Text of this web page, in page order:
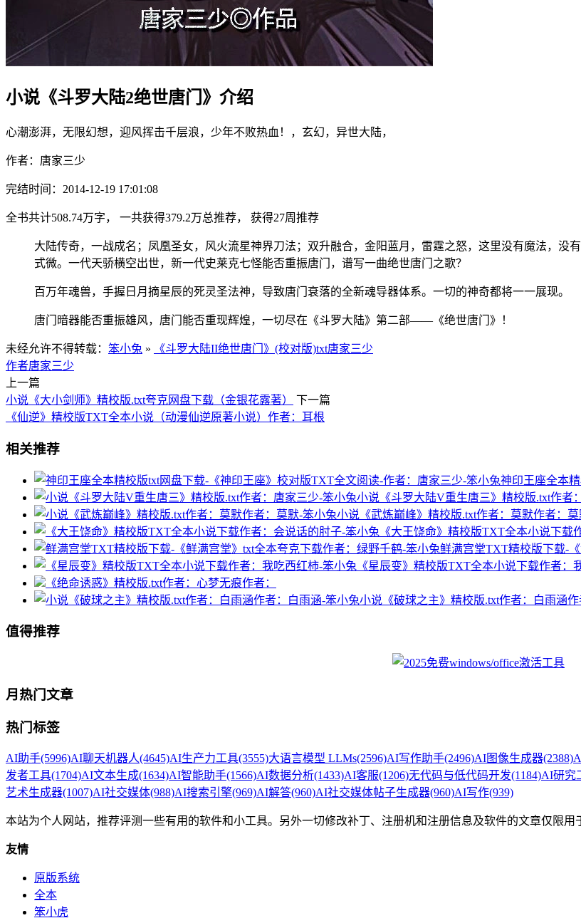
小说《斗罗大陆2绝世唐门》介绍
心潮澎湃，无限幻想，迎风挥击千层浪，少年不败热血！，玄幻，异世大陆，
作者：唐家三少
完结时间：2014-12-19 17:01:08
全书共计508.74万字， 一共获得379.2万总推荐， 获得27周推荐
大陆传奇，一战成名；凤凰圣女，风火流星神界刀法；双升融合，金阳蓝月，雷霆之怒，这里没有魔法，没
式微。一代天骄横空出世，新一代史莱克七怪能否重振唐门，谱写一曲绝世唐门之歌？
百万年魂兽，手握日月摘星辰的死灵圣法神，导致唐门衰落的全新魂导器体系。一切的神奇都将一一展现。
唐门暗器能否重振雄风，唐门能否重现辉煌，一切尽在《斗罗大陆》第二部——《绝世唐门》！
未经允许不得转载： 笨小兔 »
《斗罗大陆II绝世唐门》(校对版)txt唐家三少
作者唐家三少
上一篇
小说《大小剑师》精校版.txt夸克网盘下载（金银花露著）
下一篇
《仙逆》精校版TXT全本小说（动漫仙逆原著小说）作者：耳根
相关推荐
神印王座全本
小说《斗罗大陆V重生唐三》精校版.txt作者
小说《武炼巅峰》精校版.txt作者：莫默作者：莫
《大王饶命》精校版TXT全本小说下载
鲜满宫堂TXT精校版下载-
《星辰变》精校版TXT全本小说下载作者：
《绝命诱惑》精校版.txt作者：心梦无痕作者：
小说《破球之主》精校版.txt作者：白雨涵
值得推荐
月热门文章
热门标签
AI助手(5996)AI聊天机器人(4645)AI生产力工具(3555)大语言模型 LLMs(2596)AI写作助手(2496)AI图像生成器(2388)
发者工具(1704)AI文本生成(1634)AI智能助手(1566)AI数据分析(1433)AI客服(1206)无代码与低代码开发(1184)AI研究
艺术生成器(1007)AI社交媒体(988)AI搜索引擎(969)AI解答(960)AI社交媒体帖子生成器(960)AI写作(939)
本站为个人网站，推荐评测一些有用的软件和小工具。另外一切修改补丁、注册机和注册信息及软件的文章仅限
友情
原版系统
全本
笨小虎